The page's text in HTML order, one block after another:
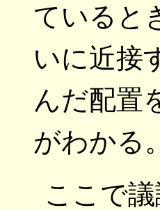
ていると
いに近接
んだ配置
がわかる。
ここで